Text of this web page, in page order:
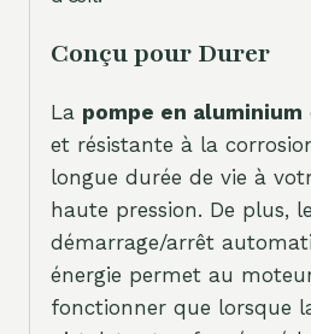
Conçu pour Durer
La pompe en aluminium
et résistante à la
longue durée de vie à
haute pression. De plus,
démarrage/arrêt
énergie permet au
fonctionner que lorsque